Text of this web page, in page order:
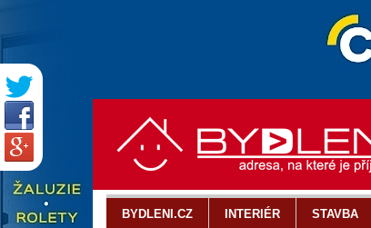
BYDLENI.CZ INTERIÉR STAVBA